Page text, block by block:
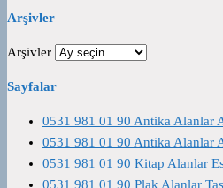
Arşivler
Arşivler
Sayfalar
0531 981 01 90 Antika Alanlar
0531 981 01 90 Antika Alanlar
0531 981 01 90 Kitap Alanlar
0531 981 01 90 Plak Alanlar